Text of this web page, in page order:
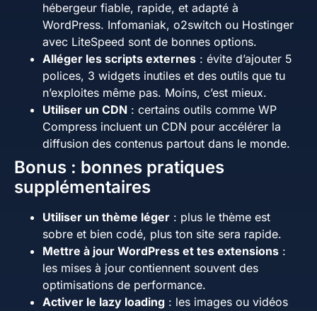
hébergeur fiable, rapide, et adapté à
WordPress. Infomaniak, o2switch ou Hostinger
avec LiteSpeed sont de bonnes options.
Alléger les scripts externes : évite d’ajouter 5
polices, 3 widgets inutiles et des outils que tu
n’exploites même pas. Moins, c’est mieux.
Utiliser un CDN : certains outils comme WP
Compress incluent un CDN pour accélérer la
diffusion des contenus partout dans le monde.
Bonus : bonnes pratiques
supplémentaires
Utiliser un thème léger : plus le thème est
sobre et bien codé, plus ton site sera rapide.
Mettre à jour WordPress et tes extensions :
les mises à jour contiennent souvent des
optimisations de performance.
Activer le lazy loading : les images ou vidéos